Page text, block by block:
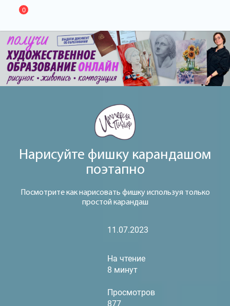
0
Нарисуйте фишку карандашом
поэтапно
Посмотрите как нарисовать фишку используя только
простой карандаш
11.07.2023
На чтение
8 минут
Просмотров
877